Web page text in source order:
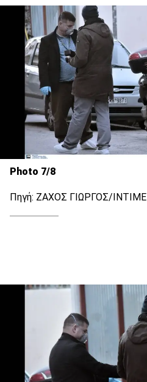
Photo 7/8
Πηγή: ΖΑΧΟΣ ΓΙΩΡΓΟΣ/ΙΝΤΙΜΕ